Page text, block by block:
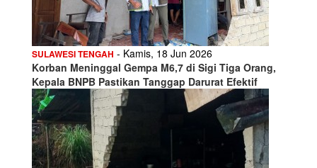
SULAWESI TENGAH - Kamis, 18 Jun 2026
Korban Meninggal Gempa M6,7 di Sigi Tiga Orang,
Kepala BNPB Pastikan Tanggap Darurat Efektif